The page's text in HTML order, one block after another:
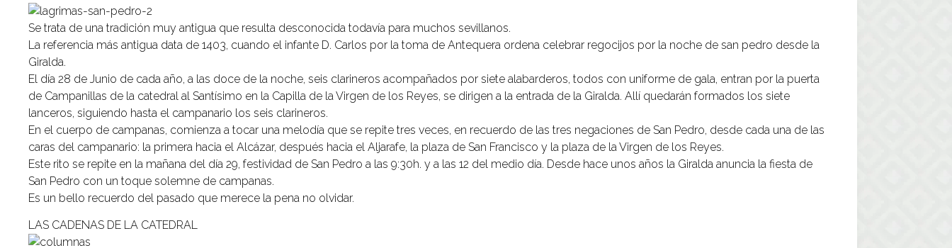
Se trata de una tradición muy antigua que resulta desconocida todavía para muchos sevillanos.
La referencia más antigua data de 1403, cuando el infante D. Carlos por la toma de Antequera ordena celebrar regocijos por la noche de san pedro desde la
Giralda.
El día 28 de Junio de cada año, a las doce de la noche, seis clarineros acompañados por siete alabarderos, todos con uniforme de gala, entran por la puerta
de Campanillas de la catedral al Santísimo en la Capilla de la Virgen de los Reyes, se dirigen a la entrada de la Giralda. Allí quedarán formados los siete
lanceros, siguiendo hasta el campanario los seis clarineros.
En el cuerpo de campanas, comienza a tocar una melodía que se repite tres veces, en recuerdo de las tres negaciones de San Pedro, desde cada una de las
caras del campanario: la primera hacia el Alcázar, después hacia el Aljarafe, la plaza de San Francisco y la plaza de la Virgen de los Reyes.
Este rito se repite en la mañana del día 29, festividad de San Pedro a las 9:30h. y a las 12 del medio día. Desde hace unos años la Giralda anuncia la fiesta de
San Pedro con un toque solemne de campanas.
Es un bello recuerdo del pasado que merece la pena no olvidar.
LAS CADENAS DE LA CATEDRAL